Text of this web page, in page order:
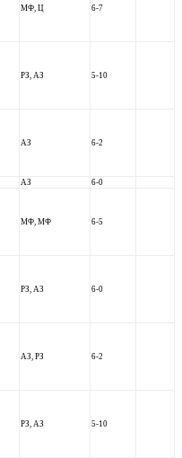
МФ, Ц 6-7
РЗ, АЗ 5-10
АЗ 6-2
АЗ 6-0
МФ, МФ 6-5
РЗ, АЗ 6-0
АЗ, РЗ 6-2
РЗ, АЗ 5-10